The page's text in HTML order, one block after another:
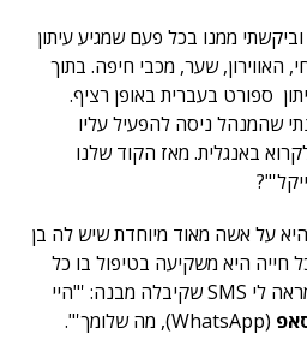
ממנו בכל פעם שמגיע עיתון
האווירון, שער, מכבי חיפה. בתוך
ספורט בעברית באופן רציף.
שהמנהל ניסה להפעיל עליו
באנגלית. מאז הקוד שלנו
על אשה מאוד מיוחדת שיש לה בן
הילד כבר בן 16 וכל חייה היא משקיעה בטיפול בו כל
יום, כל היום. יום אחד היא מראה לי SMS שקיבלה מבנה: '"היי
(WhatsApp), מה שלומך'".